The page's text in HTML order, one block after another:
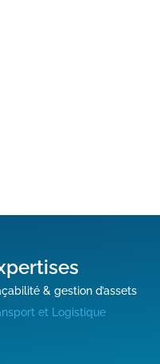
& gestion d’assets
et Logistique